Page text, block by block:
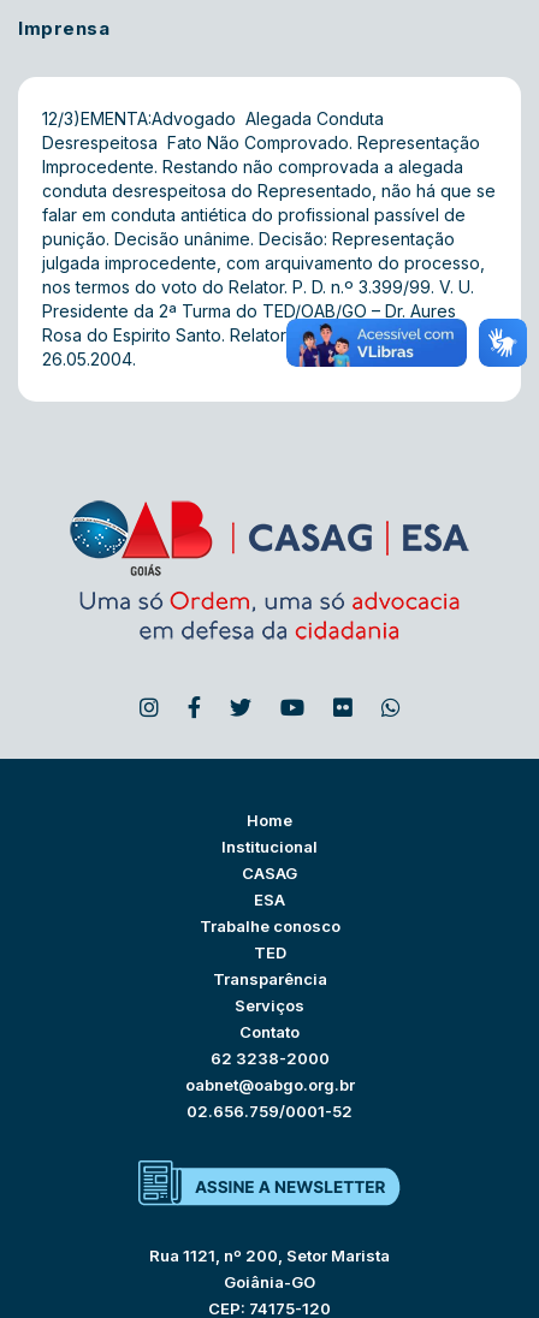
Imprensa
12/3)EMENTA:Advogado  Alegada Conduta
Desrespeitosa  Fato Não Comprovado. Representação
Improcedente. Restando não comprovada a alegada
conduta desrespeitosa do Representado, não há que se
falar em conduta antiética do profissional passível de
punição. Decisão unânime. Decisão: Representação
julgada improcedente, com arquivamento do processo,
nos termos do voto do Relator. P. D. n.º 3.399/99. V. U.
Presidente da 2ª Turma do TED/OAB/GO – Dr. Aures
Rosa do Espirito Santo. Relator – Juiz Carlos Rabelo.
26.05.2004.
Home
Institucional
CASAG
ESA
Trabalhe conosco
TED
Transparência
Serviços
Contato
62 3238-2000
oabnet@oabgo.org.br
02.656.759/0001-52
Rua 1121, nº 200, Setor Marista
Goiânia-GO
CEP: 74175-120